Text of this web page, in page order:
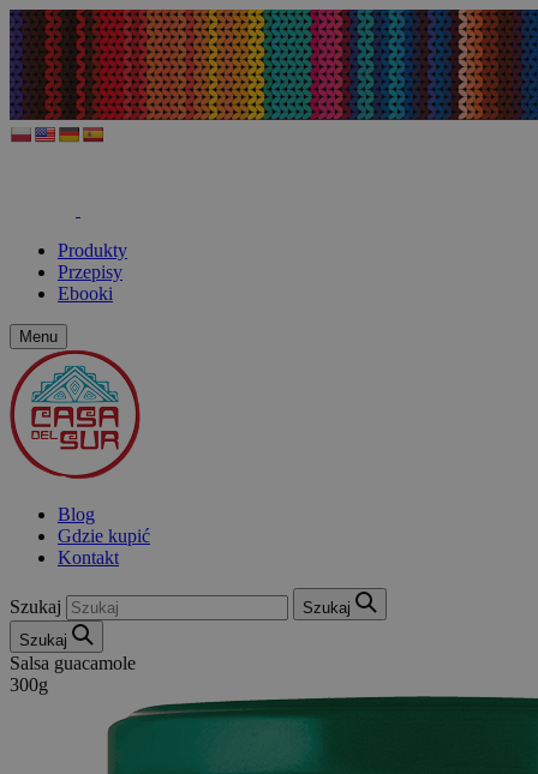
Produkty
Przepisy
Ebooki
Menu
Blog
Gdzie kupić
Kontakt
Szukaj
Szukaj
Szukaj
Salsa guacamole
300g